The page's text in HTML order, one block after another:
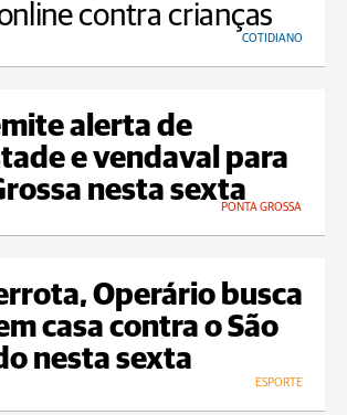
contra crianças
COTIDIANO
alerta de
e vendaval para
nesta sexta
PONTA GROSSA
Operário busca
casa contra o São
nesta sexta
ESPORTE